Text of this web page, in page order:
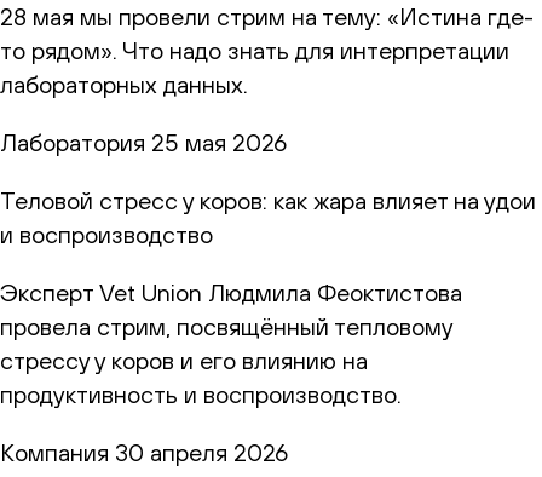
28 мая мы провели стрим на тему: «Истина где-
то рядом». Что надо знать для интерпретации
лабораторных данных.
Лаборатория 25 мая 2026
Теловой стресс у коров: как жара влияет на удои
и воспроизводство
Эксперт Vet Union Людмила Феоктистова
провела стрим, посвящённый тепловому
стрессу у коров и его влиянию на
продуктивность и воспроизводство.
Компания 30 апреля 2026